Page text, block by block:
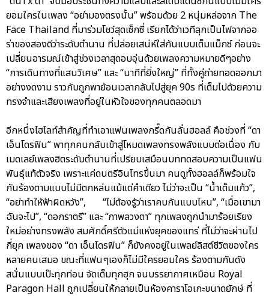
ยอมใครในเพลง “อย่ามองตรงนั้น” พร้อมด้วย 2 หนุ่มหล่อจาก The
Face Thailand ที่มาร่วมโชว์สุดเซ็กซี่ เรียกได้ว่าเวทีลุกเป็นไฟจากออ
ร่าของสองดีว่าระดับตำนาน ที่ปล่อยเสน่ห์ใส่กันแบบเต็มแม็กซ์ ก่อนจะ
เปลี่ยนอารมณ์เข้าสู่ช่วงเวลาสุดอบอุ่นด้วยเพลงความหมายดีๆอย่าง
“การเดินทางที่แสนวิเศษ” และ “นาทีที่ยิ่งใหญ่” ที่ทั้งคู่ถ่ายทอดออกมา
อย่างงดงาม ราวกับถูกพาย้อนเวลากลับไปสู่ยุค 90s ที่เต็มไปด้วยความ
ทรงจำและเสียงเพลงที่อยู่ในหัวใจของทุกคนตลอดมา
อีกหนึ่งไฮไลท์สำคัญที่ทำเอาแฟนเพลงกรี๊ดกันลั่นฮอลล์ คือช่วงที่ “ดา
เอ็นโดรฟิน” พาทุกคนกลับเข้าสู่โหมดเพลงทรงพลังแบบต่อเนื่อง กับ
เมดเลย์เพลงฮิตระดับตำนานที่เปรียบเสมือนบททดสอบความเป็นแฟน
พันธุ์แท้ตัวจริง เพราะแค่ดนตรีอินโทรขึ้นมา คนดูทั้งฮอลล์ก็พร้อมใจ
กันร้องตามแบบไม่มีตกหล่นแม้แต่คำเดียว ไม่ว่าจะเป็น “น้ำเต็มแก้ว”,
“อย่าทำให้ฟ้าผิดหวัง”, “ไม่ต้องรู้ว่าเราคบกันแบบไหน”, “เมื่อเขามา
ฉันจะไป”, “ดอกราตรี” และ “ภาพลวงตา” ทุกเพลงถูกนำมาร้อยเรียง
ใหม่อย่างทรงพลัง สมศักดิ์ศรีตัวแม่แห่งยุคของแทร่ ที่ไม่ว่าจะผ่านไป
กี่ยุค เพลงของ “ดา เอ็นโดรฟิน” ก็ยังคงอยู่ในเพลย์ลิสต์ชีวิตของใคร
หลายคนเสมอ ขณะที่แฟนๆเองก็ไม่มีใครยอมใคร ร้องตามกันดัง
สนั่นแบบเป๊ะทุกท่อน จัดเต็มทุกฮุก จนบรรยากาศเหมือน Royal
Paragon Hall ถูกเปลี่ยนให้กลายเป็นห้องคาราโอเกะขนาดยักษ์ ที่